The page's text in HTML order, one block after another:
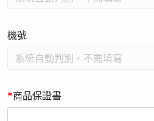
8. 本活動須於活動時間內，購買指
會，依商品保證書編號為準。
9. 活動登錄者保證所有填寫資料或
無任何違法且未冒用或盜用任何第
間購買之商品的「商品機號」、「
取消贈品資格，不另行公告。
機號
*商品保證書